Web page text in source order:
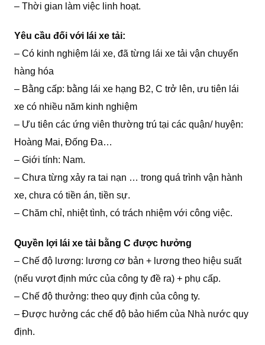
– Thời gian làm việc linh hoạt.
Yêu cầu đối với lái xe tải:
– Có kinh nghiệm lái xe, đã từng lái xe tải vận chuyển
hàng hóa
– Bằng cấp: bằng lái xe hạng B2, C trở lên, ưu tiên lái
xe có nhiều năm kinh nghiệm
– Ưu tiên các ứng viên thường trú tại các quận/ huyện:
Hoàng Mai, Đống Đa…
– Giới tính: Nam.
– Chưa từng xảy ra tai nạn … trong quá trình vận hành
xe, chưa có tiền án, tiền sự.
– Chăm chỉ, nhiệt tình, có trách nhiệm với công việc.
Quyền lợi lái xe tải bằng C được hưởng
– Chế độ lương: lương cơ bản + lương theo hiệu suất
(nếu vượt định mức của công ty đề ra) + phụ cấp.
– Chế độ thưởng: theo quy định của công ty.
– Được hưởng các chế độ bảo hiểm của Nhà nước quy
định.